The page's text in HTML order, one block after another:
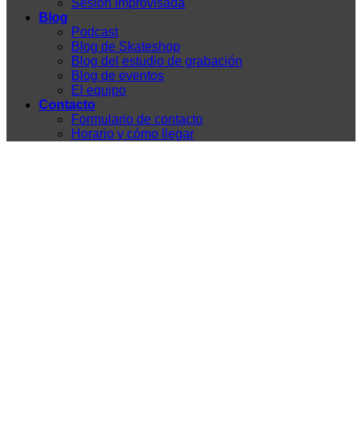
Sesión improvisada
Blog
Podcast
Blog de Skateshop
Blog del estudio de grabación
Blog de eventos
El equipo
Contacto
Formulario de contacto
Horario y cómo llegar